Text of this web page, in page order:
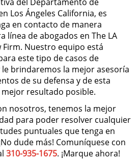
Injury
In The State Of California
the Influence of a
A Passenger Under 14
DUI
Los Ángeles California, es
en contacto de manera
línea de abogados en The LA
Firm. Nuestro equipo está
este tipo de casos de
brindaremos la mejor asesoría
de su defensa y de esta
resultado posible.
nosotros, tenemos la mejor
para poder resolver cualquier
puntuales que tenga en
dude más! Comuníquese con
310-935-1675. ¡Marque ahora!